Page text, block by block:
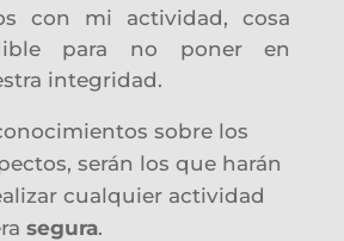
con mi actividad, cosa
para no poner en
integridad.
sobre los
serán los que harán
cualquier actividad
segura.